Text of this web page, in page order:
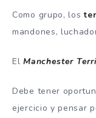
Como grupo, los
mandones,
ElManchester
Debe tener
ejercicio y pensar